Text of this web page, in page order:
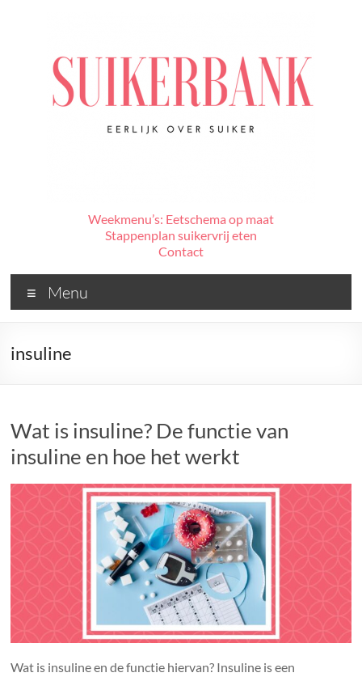
jij
wilt
suiker
Weekmenu’s: Eetschema op maat
Stappenplan suikervrij eten
Contact
Menu
insuline
Wat is insuline? De functie van
insuline en hoe het werkt
Wat is insuline en de functie hiervan? Insuline is een